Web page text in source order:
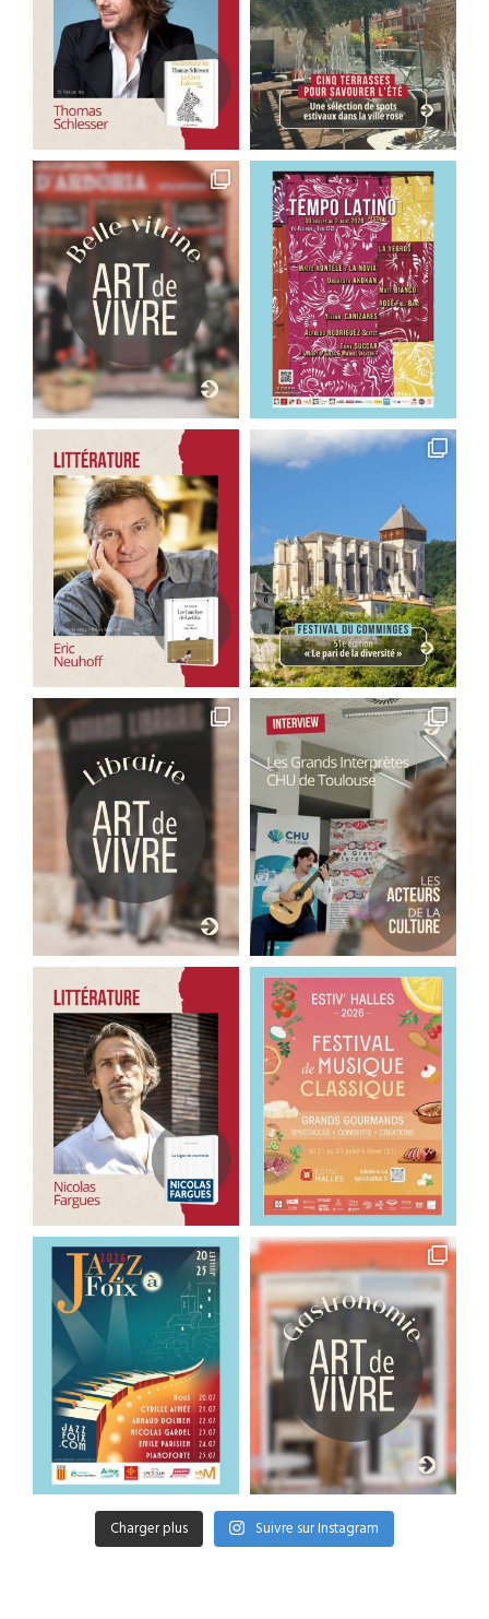
Charger plus Suivre sur Instagram